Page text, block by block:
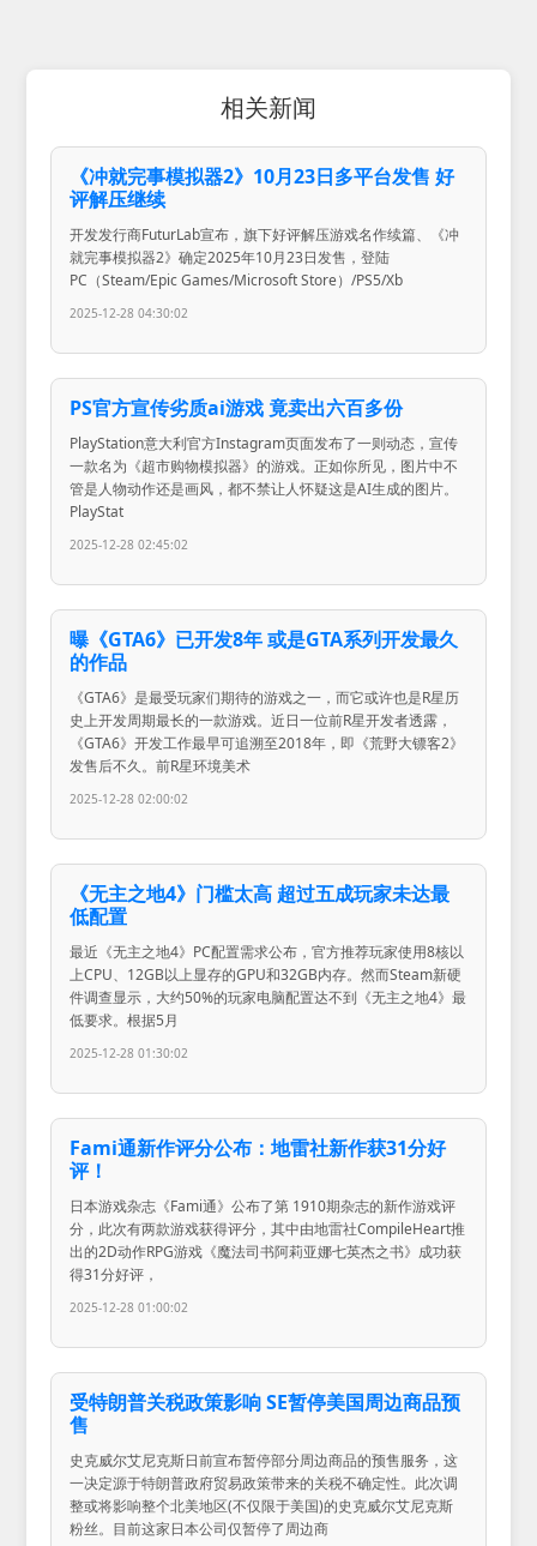
相关新闻
《冲就完事模拟器2》10月23日多平台发售 好
评解压继续
开发发行商FuturLab宣布，旗下好评解压游戏名作续篇、《冲
就完事模拟器2》确定2025年10月23日发售，登陆
PC（Steam/Epic Games/Microsoft Store）/PS5/Xb
2025-12-28 04:30:02
PS官方宣传劣质ai游戏 竟卖出六百多份
PlayStation意大利官方Instagram页面发布了一则动态，宣传
一款名为《超市购物模拟器》的游戏。正如你所见，图片中不
管是人物动作还是画风，都不禁让人怀疑这是AI生成的图片。
PlayStat
2025-12-28 02:45:02
曝《GTA6》已开发8年 或是GTA系列开发最久
的作品
《GTA6》是最受玩家们期待的游戏之一，而它或许也是R星历
史上开发周期最长的一款游戏。近日一位前R星开发者透露，
《GTA6》开发工作最早可追溯至2018年，即《荒野大镖客2》
发售后不久。前R星环境美术
2025-12-28 02:00:02
《无主之地4》门槛太高 超过五成玩家未达最
低配置
最近《无主之地4》PC配置需求公布，官方推荐玩家使用8核以
上CPU、12GB以上显存的GPU和32GB内存。然而Steam新硬
件调查显示，大约50%的玩家电脑配置达不到《无主之地4》最
低要求。根据5月
2025-12-28 01:30:02
Fami通新作评分公布：地雷社新作获31分好
评！
日本游戏杂志《Fami通》公布了第 1910期杂志的新作游戏评
分，此次有两款游戏获得评分，其中由地雷社CompileHeart推
出的2D动作RPG游戏《魔法司书阿莉亚娜七英杰之书》成功获
得31分好评，
2025-12-28 01:00:02
受特朗普关税政策影响 SE暂停美国周边商品预
售
史克威尔艾尼克斯日前宣布暂停部分周边商品的预售服务，这
一决定源于特朗普政府贸易政策带来的关税不确定性。此次调
整或将影响整个北美地区(不仅限于美国)的史克威尔艾尼克斯
粉丝。目前这家日本公司仅暂停了周边商